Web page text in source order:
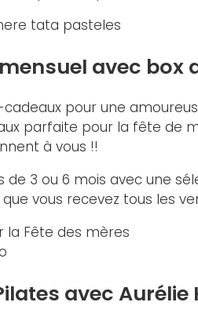
avec box
pour une
parfaite pour la fête de
à vous !!
3 ou 6 mois avec une
vous recevez tous les
avec Aurélie